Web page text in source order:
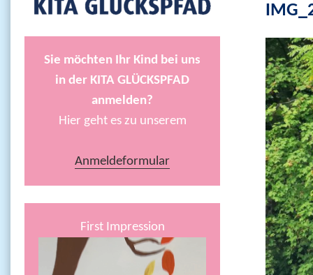
Sie möchten Ihr Kind bei uns
in der KITA GLÜCKSPFAD
anmelden?
Hier geht es zu unserem
Anmeldeformular
First Impression
Video-